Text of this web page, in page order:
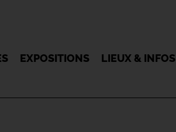
EXPOSITIONS LIEUX & INFOS